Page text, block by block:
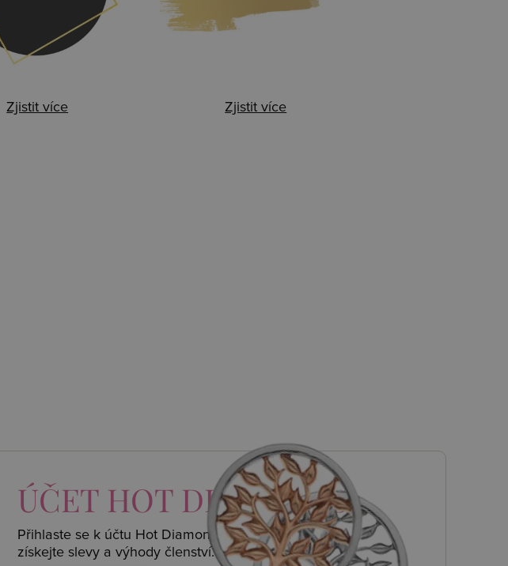
Zjistit více Zjistit více
ÚČET HOT DIAMONDS
Přihlaste se k účtu Hot Diamonds a
získejte slevy a výhody členství.